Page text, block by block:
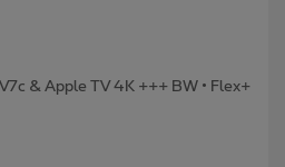
& Apple TV 4K +++ BW • Flex+